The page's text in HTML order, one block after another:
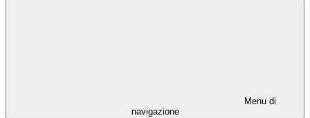
Menu di
navigazione